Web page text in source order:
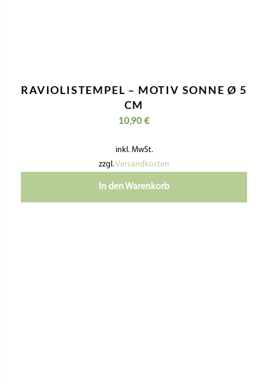
RAVIOLISTEMPEL – MOTIV SONNE Ø 5
CM
10,90 €
inkl. MwSt.
zzgl.Versandkosten
In den Warenkorb